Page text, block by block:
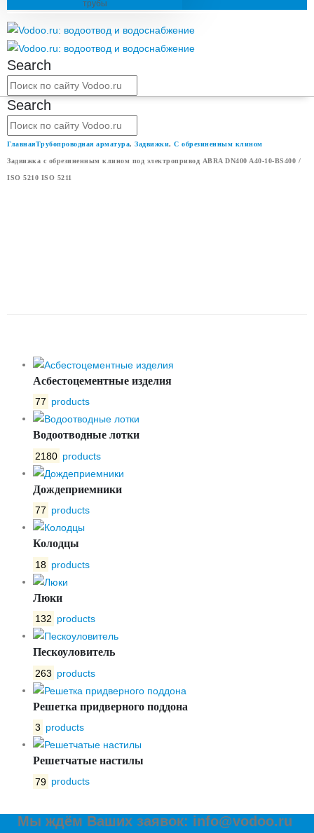
трубы
Search
Search
ГлавнаяТрубопроводная арматура, Задвижки, С обрезиненным клином
Задвижка с обрезиненным клином под электропривод ABRA DN400 A40-10-BS400 /
ISO 5210 ISO 5211
Асбестоцементные изделия
77 products
Водоотводные лотки
2180 products
Дождеприемники
77 products
Колодцы
18 products
Люки
132 products
Пескоуловитель
263 products
Решетка придверного поддона
3 products
Решетчатые настилы
79 products
Мы ждём Ваших заявок: info@vodoo.ru